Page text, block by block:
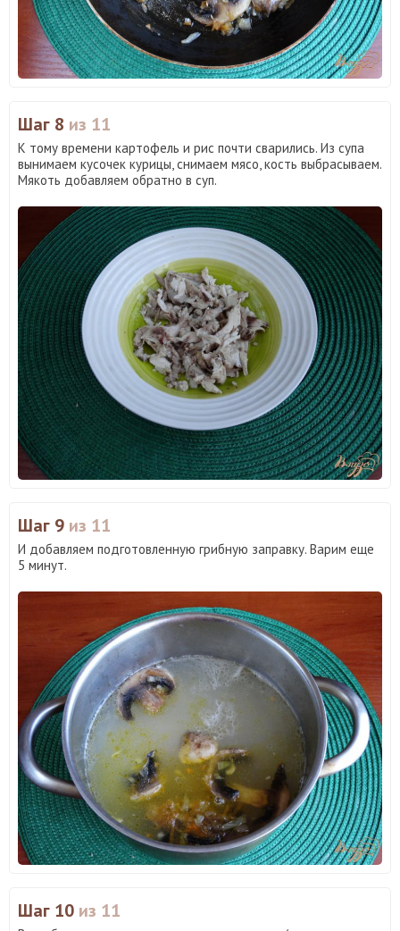
Шаг 8 из 11
К тому времени картофель и рис почти сварились. Из супа
вынимаем кусочек курицы, снимаем мясо, кость выбрасываем.
Мякоть добавляем обратно в суп.
Шаг 9 из 11
И добавляем подготовленную грибную заправку. Варим еще
5 минут.
Шаг 10 из 11